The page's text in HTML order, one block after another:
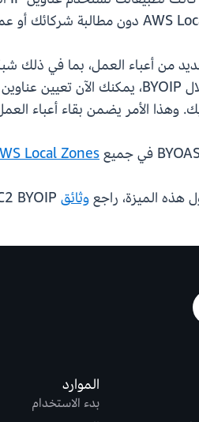
Local Zones
هذه الميزة، راجعوثائق
الموارد
بدء الاستخدام